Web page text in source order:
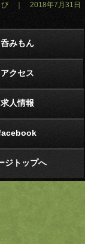
び ｜ 2018年7月31日
呑みもん
アクセス
求人情報
ジトップへ